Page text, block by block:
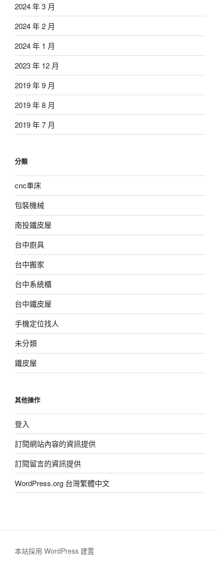
2024 年 3 月
2024 年 2 月
2024 年 1 月
2023 年 12 月
2019 年 9 月
2019 年 8 月
2019 年 7 月
分類
cnc車床
包裝機械
南投鐵皮屋
台中廚具
台中搬家
台中系統櫃
台中鐵皮屋
手機定位找人
未分類
鐵皮屋
其他操作
登入
訂閱網站內容的資訊提供
訂閱留言的資訊提供
WordPress.org 台灣繁體中文
本站採用 WordPress 建置